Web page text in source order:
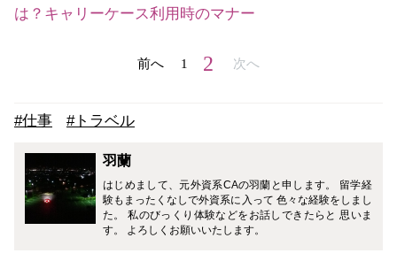
は？キャリーケース利用時のマナー
前へ 1 2 次へ
#仕事 #トラベル
羽蘭
はじめまして、元外資系CAの羽蘭と申します。 留学経
験もまったくなしで外資系に入って 色々な経験をしまし
た。 私のびっくり体験などをお話しできたらと 思いま
す。 よろしくお願いいたします。